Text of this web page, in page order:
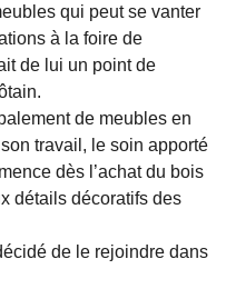
qui peut se vanter
à la foire de
de lui un point de
de meubles en
travail, le soin apporté
dès l’achat du bois
détails décoratifs des
de le rejoindre dans